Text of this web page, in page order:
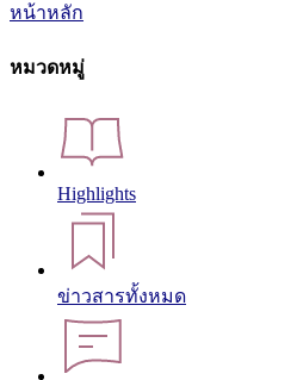
หน้าหลัก
หมวดหมู่
Highlights
ข่าวสารทั้งหมด